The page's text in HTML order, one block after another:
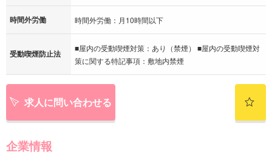
時間外労働 時間外労働：月10時間以下
受動喫煙防止法
■屋内の受動喫煙対策：あり（禁煙） ■屋内の受動喫煙対
策に関する特記事項：敷地内禁煙
求人に問い合わせる
企業情報